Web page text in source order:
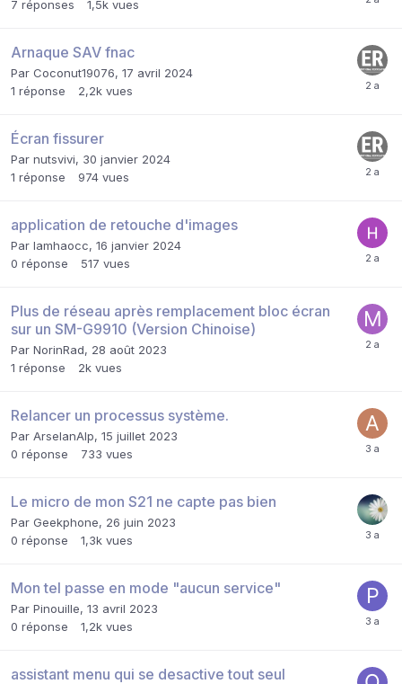
7 réponses 1,5k vues
Arnaque SAV fnac
Par Coconut19076, 17 avril 2024
1 réponse 2,2k vues
Écran fissurer
Par nutsvivi, 30 janvier 2024
1 réponse 974 vues
application de retouche d'images
Par lamhaocc, 16 janvier 2024
0 réponse 517 vues
Plus de réseau après remplacement bloc écran
sur un SM-G9910 (Version Chinoise)
Par NorinRad, 28 août 2023
1 réponse 2k vues
Relancer un processus système.
Par ArselanAlp, 15 juillet 2023
0 réponse 733 vues
Le micro de mon S21 ne capte pas bien
Par Geekphone, 26 juin 2023
0 réponse 1,3k vues
Mon tel passe en mode "aucun service"
Par Pinouille, 13 avril 2023
0 réponse 1,2k vues
assistant menu qui se desactive tout seul